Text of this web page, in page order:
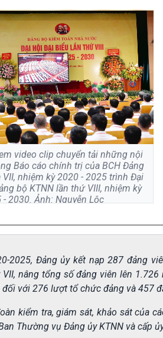
video clip chuyển tải những nội
Báo cáo chính trị của BCH Đảng
VII, nhiệm kỳ 2020 - 2025 trình Đại
bộ KTNN lần thứ VIII, nhiệm kỳ
- 2030. Ảnh: Nguyễn Lộc
2025, Đảng ủy kết nạp 287 đảng
VII, nâng tổng số đảng viên lên
đối với 276 lượt tổ chức đảng và 457
kiểm tra, giám sát, khảo sát của
Thường vụ Đảng ủy KTNN và cấp